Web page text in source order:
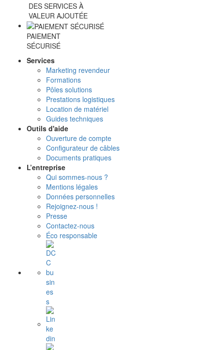
DES SERVICES À
VALEUR AJOUTÉE
PAIEMENT
SÉCURISÉ
Services
Marketing revendeur
Formations
Pôles solutions
Prestations logistiques
Location de matériel
Guides techniques
Outils d'aide
Ouverture de compte
Configurateur de câbles
Documents pratiques
L’entreprise
Qui sommes-nous ?
Mentions légales
Données personnelles
Rejoignez-nous !
Presse
Contactez-nous
Éco responsable